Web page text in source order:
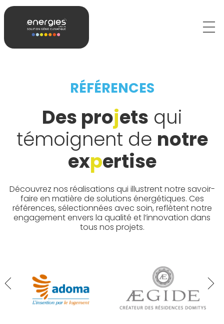
RÉFÉRENCES
Des projets qui
témoignent de notre
expertise
Découvrez nos réalisations qui illustrent notre savoir-
faire en matière de solutions énergétiques. Ces
références, sélectionnées avec soin, reflètent notre
engagement envers la qualité et l’innovation dans
tous nos projets.